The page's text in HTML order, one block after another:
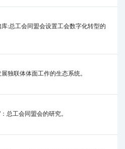
:总工会同盟会设置工会数字化转型的
独联体体面工作的生态系统。
总工会同盟会的研究。